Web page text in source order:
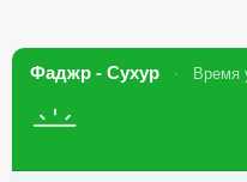
Фаджр - Сухур Время